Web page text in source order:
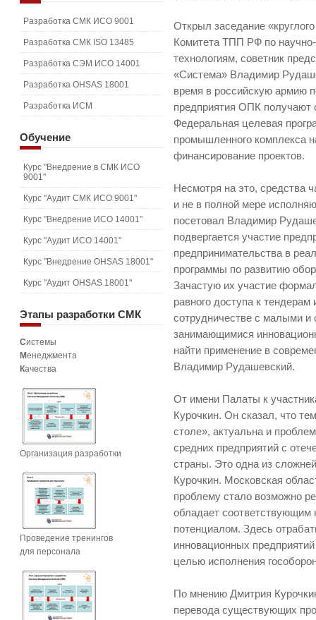
Открыл заседание
Комитета ТПП РФ по
технологиям, советник
«Система» Владимир
время в российскую армию
предприятия ОПК получают
Федеральная целевая
промышленного комплекса
финансирование проектов.
Несмотря на это, средства
и не в полной мере
посетовал Владимир
подвергается участие
предпринимательства в
программы по развитию
Зачастую их участие
равного доступа к
сотрудничестве с малыми и
занимающимися
найти применение в
Владимир Рудашевский.
От имени Палаты к
Курочкин. Он сказал, что
столе», актуальна и
средних предприятий с
страны. Это одна из
Курочкин. Московская
проблему стало возможно
обладает
потенциалом. Здесь
инновационных
целью исполнения
По мнению Дмитрия
перевода существующих
Разработка СМК ИСО 9001
Разработка СМК ISO 13485
Разработка СЭМ ИСО 14001
Разработка OHSAS 18001
Разработка ИСМ
Обучение
Курс "Внедрение в СМК ИСО
9001"
Курс "Аудит СМК ИСО 9001"
Курс "Внедрение ИСО 14001"
Курс "Аудит ИСО 14001"
Курс "Внедрение OHSAS 18001"
Курс "Аудит OHSAS 18001"
Этапы разработки СМК
Системы
Менеджмента
Качества
Организация разработки
Проведение тренингов
для персонала